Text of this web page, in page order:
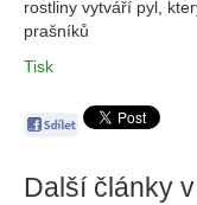
rostliny vytváří pyl,
prašníků
Tisk
Další články